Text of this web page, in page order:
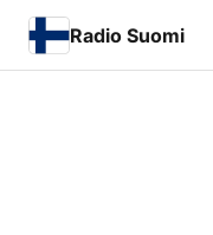
Radio Suomi